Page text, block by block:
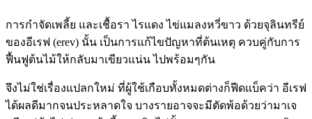
การกำจัดเพลี้ย และเชื้อรา ไรแดง ไข่แมลงหวี่ขาว ด้วยจุลินทรีย์
ของอีเรฟ (erev) นั้น เป็นการแก้ไขปัญหาที่ต้นเหตุ ควบคู่กับการ
ฟื้นฟูต้นไม้ให้กลับมาเขียวแน่น ไปพร้อมๆกัน
จึงไม่ใช่เรื่องแปลกใหม่ ที่ผู้ใช้เกือบทั้งหมดต่างก็ฟีดแบ็คว่า อีเรฟ
ได้ผลดีมากจนประหลาดใจ บางรายอาจจะมีตัดพ้อด้วยว่ามาเจ